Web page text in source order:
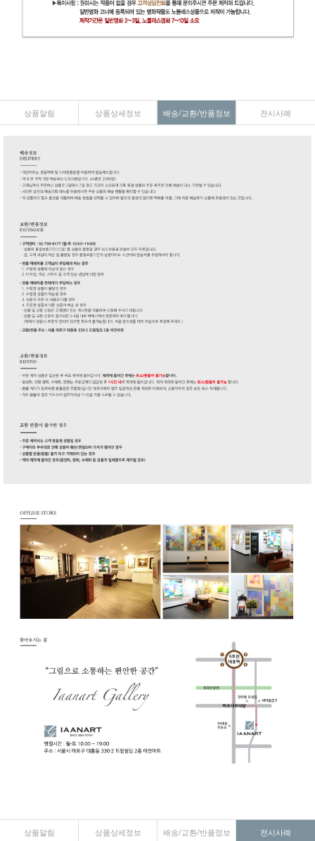
상품알림 상품상세정보 배송/교환/반품정보 전시사례
상품알림 상품상세정보 배송/교환/반품정보 전시사례